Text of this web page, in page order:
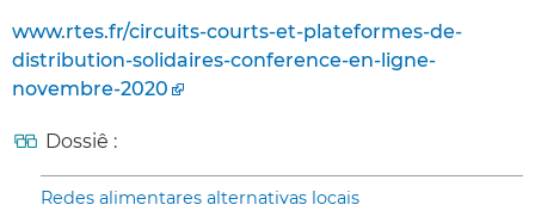
www.rtes.fr/circuits-courts-et-plateformes-de-
distribution-solidaires-conference-en-ligne-
novembre-2020
Dossiê :
Redes alimentares alternativas locais